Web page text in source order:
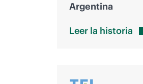
Argentina
Leer la historia